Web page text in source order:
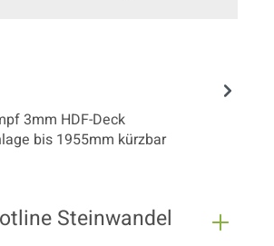
3mm HDF-Deck
bis 1955mm kürzbar
Steinwandel